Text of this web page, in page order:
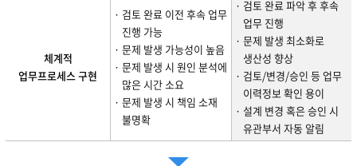
체계적
업무프로세스 구현
· 검토 완료 이전 후속 업무
진행 가능
· 문제 발생 가능성이 높음
· 문제 발생 시 원인 분석에
많은 시간 소요
· 문제 발생 시 책임 소재
불명확
· 검토 완료 파악 후 후속
업무 진행
· 문제 발생 최소화로
생산성 향상
· 검토/변경/승인 등 업무
이력정보 확인 용이
· 설계 변경 혹은 승인 시
유관부서 자동 알림